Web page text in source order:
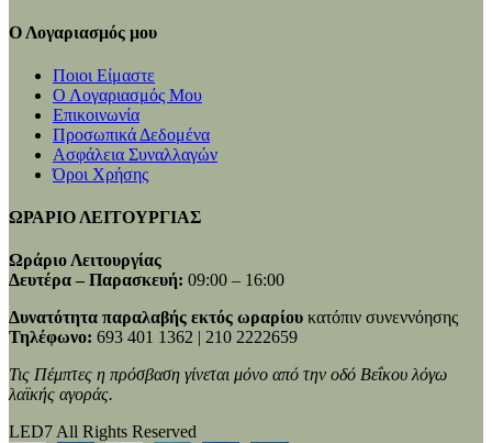
Ο Λογαριασμός μου
Ποιοι Είμαστε
Ο Λογαριασμός Μου
Επικοινωνία
Προσωπικά Δεδομένα
Ασφάλεια Συναλλαγών
Όροι Χρήσης
ΩΡΑΡΙΟ ΛΕΙΤΟΥΡΓΙΑΣ
Ωράριο Λειτουργίας
Δευτέρα – Παρασκευή: 09:00 – 16:00
Δυνατότητα παραλαβής εκτός ωραρίου κατόπιν συνεννόησης
Τηλέφωνο: 693 401 1362 | 210 2222659
Τις Πέμπτες η πρόσβαση γίνεται μόνο από την οδό Βεΐκου λόγω
λαϊκής αγοράς.
LED7 All Rights Reserved